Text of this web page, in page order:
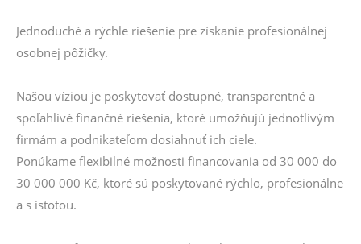
Jednoduché a rýchle riešenie pre získanie profesionálnej
osobnej pôžičky.
Našou víziou je poskytovať dostupné, transparentné a
spoľahlivé finančné riešenia, ktoré umožňujú jednotlivým
firmám a podnikateľom dosiahnuť ich ciele.
Ponúkame flexibilné možnosti financovania od 30 000 do
30 000 000 Kč, ktoré sú poskytované rýchlo, profesionálne
a s istotou.